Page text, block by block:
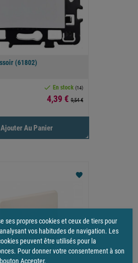
(61802)
 En stock (14)
Prix
4,39 € 9,54 €
Ajouter Au Panier
favorite
ses propres cookies et ceux de tiers pour
vos habitudes de navigation. Les
peuvent être utilisés pour la
Pour donner votre consentement à son
Accepter.